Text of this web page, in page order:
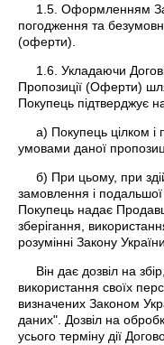
1.5. Оформленням
погодження та
(оферти).
1.6. Укладаючи
Пропозиції (Оферти)
Покупець підтверджує
а) Покупець цілком і
умовами даної
б) При цьому, при
замовлення і
Покупець надає
зберігання,
розумінні Закону
Він дає дозвіл на
використання своїх
визначених Законом
даних". Дозвіл на
усього терміну дії